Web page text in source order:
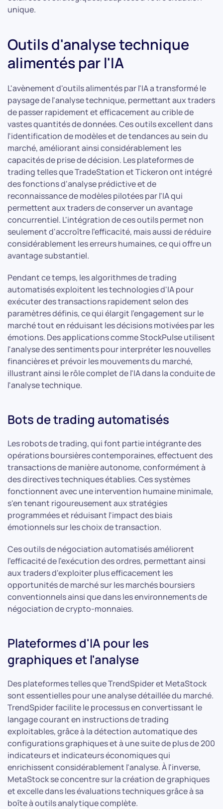
unique.
Outils d'analyse technique
alimentés par l'IA
L'avènement d'outils alimentés par l'IA a transformé le
paysage de l'analyse technique, permettant aux traders
de passer rapidement et efficacement au crible de
vastes quantités de données. Ces outils excellent dans
l'identification de modèles et de tendances au sein du
marché, améliorant ainsi considérablement les
capacités de prise de décision. Les plateformes de
trading telles que TradeStation et Tickeron ont intégré
des fonctions d'analyse prédictive et de
reconnaissance de modèles pilotées par l'IA qui
permettent aux traders de conserver un avantage
concurrentiel. L'intégration de ces outils permet non
seulement d'accroître l'efficacité, mais aussi de réduire
considérablement les erreurs humaines, ce qui offre un
avantage substantiel.
Pendant ce temps, les algorithmes de trading
automatisés exploitent les technologies d'IA pour
exécuter des transactions rapidement selon des
paramètres définis, ce qui élargit l'engagement sur le
marché tout en réduisant les décisions motivées par les
émotions. Des applications comme StockPulse utilisent
l'analyse des sentiments pour interpréter les nouvelles
financières et prévoir les mouvements du marché,
illustrant ainsi le rôle complet de l'IA dans la conduite de
l'analyse technique.
Bots de trading automatisés
Les robots de trading, qui font partie intégrante des
opérations boursières contemporaines, effectuent des
transactions de manière autonome, conformément à
des directives techniques établies. Ces systèmes
fonctionnent avec une intervention humaine minimale,
s'en tenant rigoureusement aux stratégies
programmées et réduisant l'impact des biais
émotionnels sur les choix de transaction.
Ces outils de négociation automatisés améliorent
l'efficacité de l'exécution des ordres, permettant ainsi
aux traders d'exploiter plus efficacement les
opportunités de marché sur les marchés boursiers
conventionnels ainsi que dans les environnements de
négociation de crypto-monnaies.
Plateformes d'IA pour les
graphiques et l'analyse
Des plateformes telles que TrendSpider et MetaStock
sont essentielles pour une analyse détaillée du marché.
TrendSpider facilite le processus en convertissant le
langage courant en instructions de trading
exploitables, grâce à la détection automatique des
configurations graphiques et à une suite de plus de 200
indicateurs et indicateurs économiques qui
enrichissent considérablement l'analyse. À l'inverse,
MetaStock se concentre sur la création de graphiques
et excelle dans les évaluations techniques grâce à sa
boîte à outils analytique complète.